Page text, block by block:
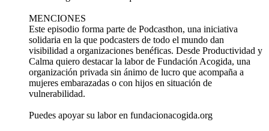
MENCIONES
Este episodio forma parte de Podcasthon, una iniciativa
solidaria en la que podcasters de todo el mundo dan
visibilidad a organizaciones benéficas. Desde Productividad y
Calma quiero destacar la labor de Fundación Acogida, una
organización privada sin ánimo de lucro que acompaña a
mujeres embarazadas o con hijos en situación de
vulnerabilidad.
Puedes apoyar su labor en fundacionacogida.org